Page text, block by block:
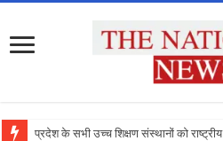
प्रदेश के सभी उच्च शिक्षण संस्थानों को राष्ट्रीय